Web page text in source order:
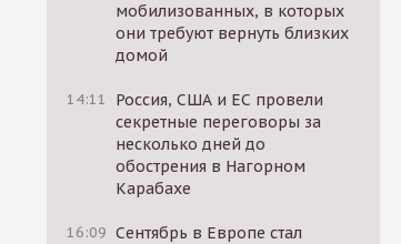
мобилизованных, в которых
они требуют вернуть близких
домой
14:11
Россия, США и ЕС провели
секретные переговоры за
несколько дней до
обострения в Нагорном
Карабахе
16:09 Сентябрь в Европе стал